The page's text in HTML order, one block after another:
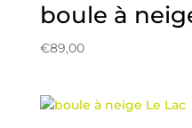
boule à
€89,00